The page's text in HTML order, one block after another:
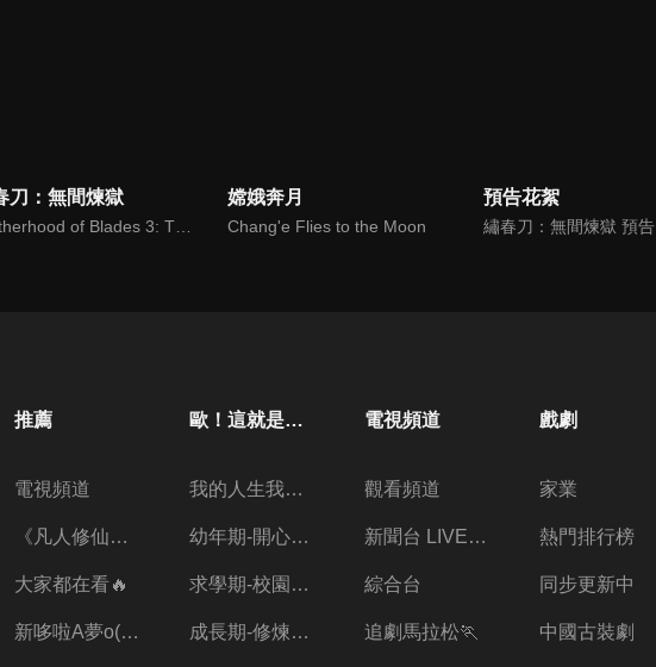
刀：無間煉獄 嫦娥奔月
Chang'e Flies to the Moon
預告花絮
繡春刀：無間煉獄 預告
推薦
電視頻道
《凡人修仙傳》第五季全新開播✨
大家都在看🔥
新哆啦A夢o((ﾐﾟｴﾟﾐ))o
歐！這就是人生啊
我的人生我做主
幼年期-開心放暑假
求學期-校園三兩事
成長期-修煉愛情的心酸
電視頻道
觀看頻道
新聞台 LIVE 直播
綜合台
追劇馬拉松🏃
戲劇
家業
熱門排行榜
同步更新中
中國古裝劇